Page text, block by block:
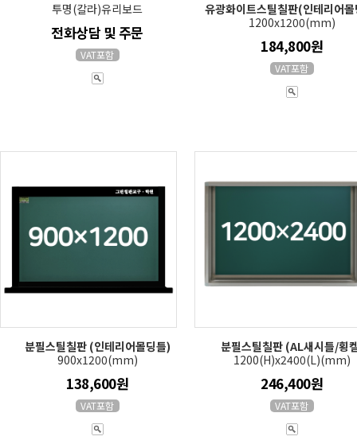
투명(칼라)유리보드
전화상담 및 주문
VAT포함
유광화이트스틸칠판(인테리어
1200x1200(mm)
184,800원
VAT포함
분필스틸칠판 (인테리어몰딩틀)
900x1200(mm)
138,600원
VAT포함
분필스틸칠판 (AL새시틀/횡
1200(H)x2400(L)(mm)
246,400원
VAT포함